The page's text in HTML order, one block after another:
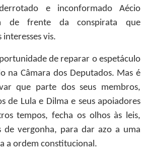
e inconformado Aécio
de frente da conspirata que
vis.
de reparar o espetáculo
na Câmara dos Deputados. Mas é
que parte dos seus membros,
de Lula e Dilma e seus apoiadores
tempos, fecha os olhos às leis,
de vergonha, para dar azo a uma
a ordem constitucional.